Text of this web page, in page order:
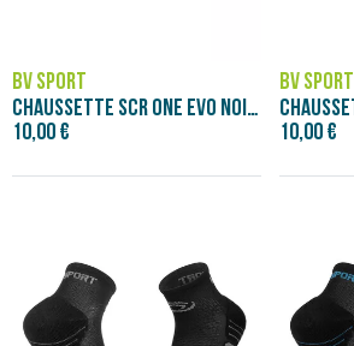
BV SPORT
CHAUSSETTE SCR ONE EVO NOIR/BLEU
10,00 €
BV SPORT
10,00 €